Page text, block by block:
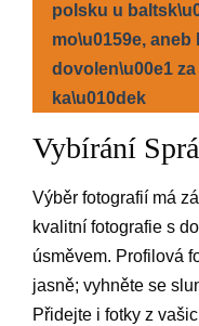
polsku u
mo\u0159e, aneb
dovolen\u00e1
ka\u010dek
Vybírání
Výběr fotografií má
kvalitní fotografie s
úsměvem. Profilová
jasně; vyhněte se
Přidejte i fotky z